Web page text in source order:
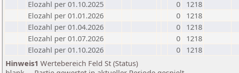
Elozahl per 01.10.2025
0
1218
Elozahl per 01.01.2026
0
1218
Elozahl per 01.04.2026
0
1218
Elozahl per 01.07.2026
0
1218
Elozahl per 01.10.2026
0
1218
Hinweis1 Wertebereich Feld St (Status)